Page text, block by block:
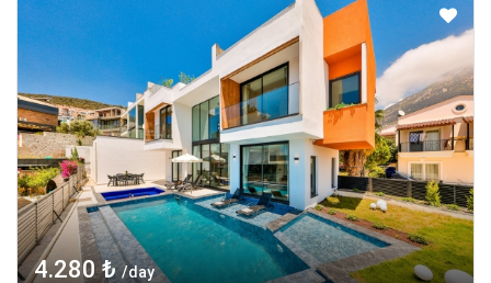
4.280 ₺/day